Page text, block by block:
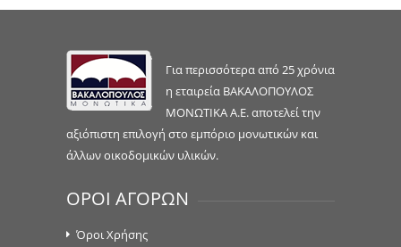
Για περισσότερα από 25 χρόνια
η εταιρεία ΒΑΚΑΛΟΠΟΥΛΟΣ
ΜΟΝΩΤΙΚΑ Α.Ε. αποτελεί την
αξιόπιστη επιλογή στο εμπόριο μονωτικών και
άλλων οικοδομικών υλικών.
ΟΡΟΙ ΑΓΟΡΩΝ
Όροι Χρήσης